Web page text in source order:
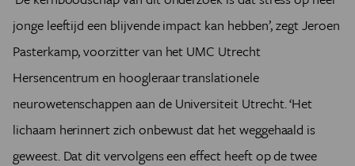
jonge leeftijd een blijvende impact kan hebben’, zegt Jeroen
Pasterkamp, voorzitter van het UMC Utrecht
Hersencentrum en hoogleraar translationele
neurowetenschappen aan de Universiteit Utrecht. ‘Het
lichaam herinnert zich onbewust dat het weggehaald is
geweest. Dat dit vervolgens een effect heeft op de twee